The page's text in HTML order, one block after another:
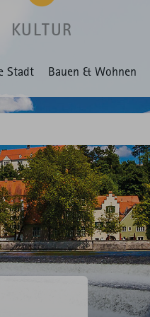
KULTUR
Stadt Bauen & Wohnen